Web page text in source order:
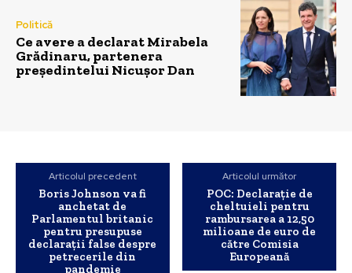
Politică
Ce avere a declarat Mirabela
Grădinaru, partenera
președintelui Nicușor Dan
Articolul precedent
Boris Johnson va fi
anchetat de
Parlamentul britanic
pentru presupuse
declaraţii false despre
petrecerile din
pandemie
Articolul următor
POC: Declarație de
cheltuieli pentru
rambursarea a 12,50
milioane de euro de
către Comisia
Europeană